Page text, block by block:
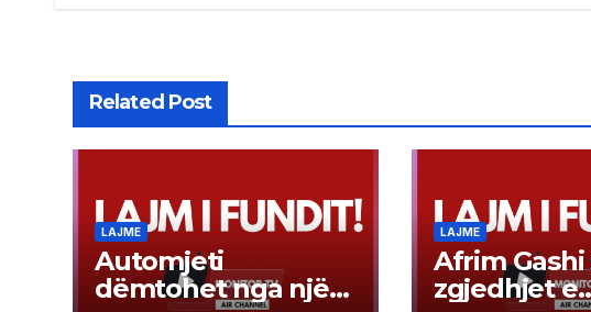
Related Post
LAJME
Automjeti
dëmtohet nga një
LAJME
Afrim
zgjedhjet e